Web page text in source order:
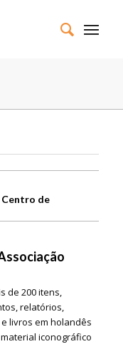
de
de 200 itens,
relatórios,
livros em holandês
iconográfico